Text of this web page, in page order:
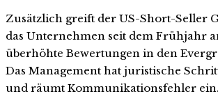
Zusätzlich greift der US-Short-Seller
das Unternehmen seit dem Frühjahr
überhöhte Bewertungen in den
Das Management hat juristische
und räumt Kommunikationsfehler